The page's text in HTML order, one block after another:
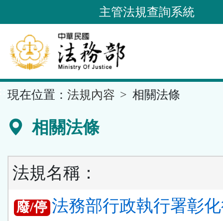
到
要
內
容
區
主管法規查詢系統
現在位置： 法規內容 相關法條
相關法條
法規名稱：
廢/停 法務部行政執行署彰